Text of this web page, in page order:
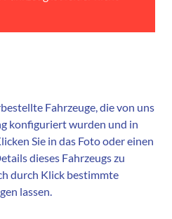
Fahrzeuge, die von uns
konfiguriert wurden und in
Sie in das Foto oder einen
dieses Fahrzeugs zu
durch Klick bestimmte
lassen.